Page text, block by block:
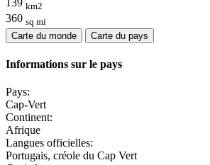
139 km2
360 sq mi
Carte du monde
Carte du pays
Informations sur le pays
Pays:
Cap-Vert
Continent:
Afrique
Langues officielles:
Portugais, créole du Cap Vert